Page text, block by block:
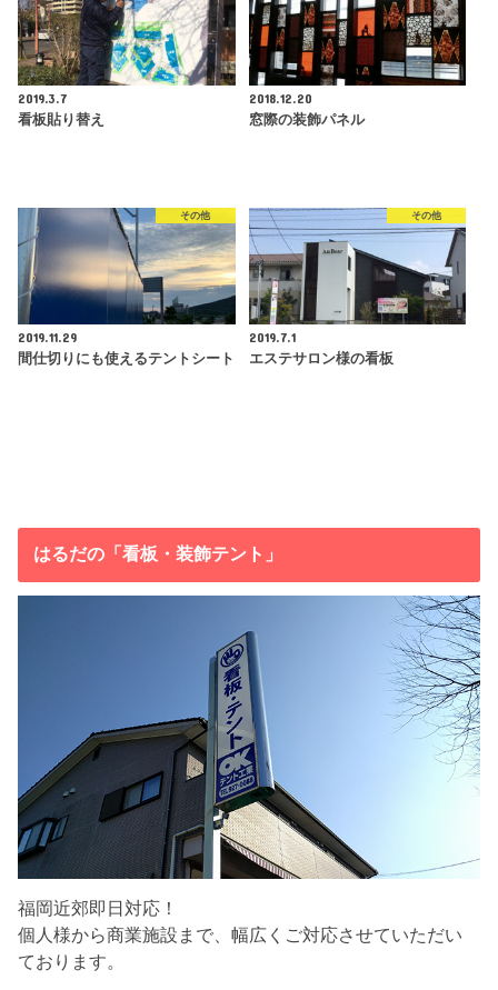
2019.3.7
看板貼り替え
2018.12.20
窓際の装飾パネル
その他
2019.11.29
間仕切りにも使えるテントシート
その他
2019.7.1
エステサロン様の看板
はるだの「看板・装飾テント」
福岡近郊即日対応！
個人様から商業施設まで、幅広くご対応させていただい
ております。